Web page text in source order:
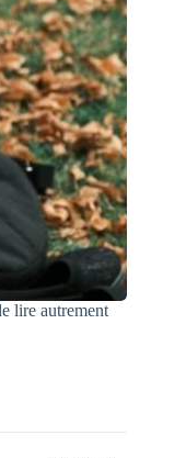
lire autrement